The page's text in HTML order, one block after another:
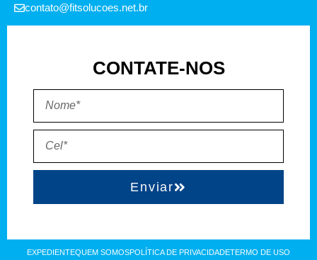
contato@fitsolucoes.net.br
CONTATE-NOS
Enviar
EXPEDIENTEQUEM SOMOSPOLÍTICA DE PRIVACIDADETERMO DE USO